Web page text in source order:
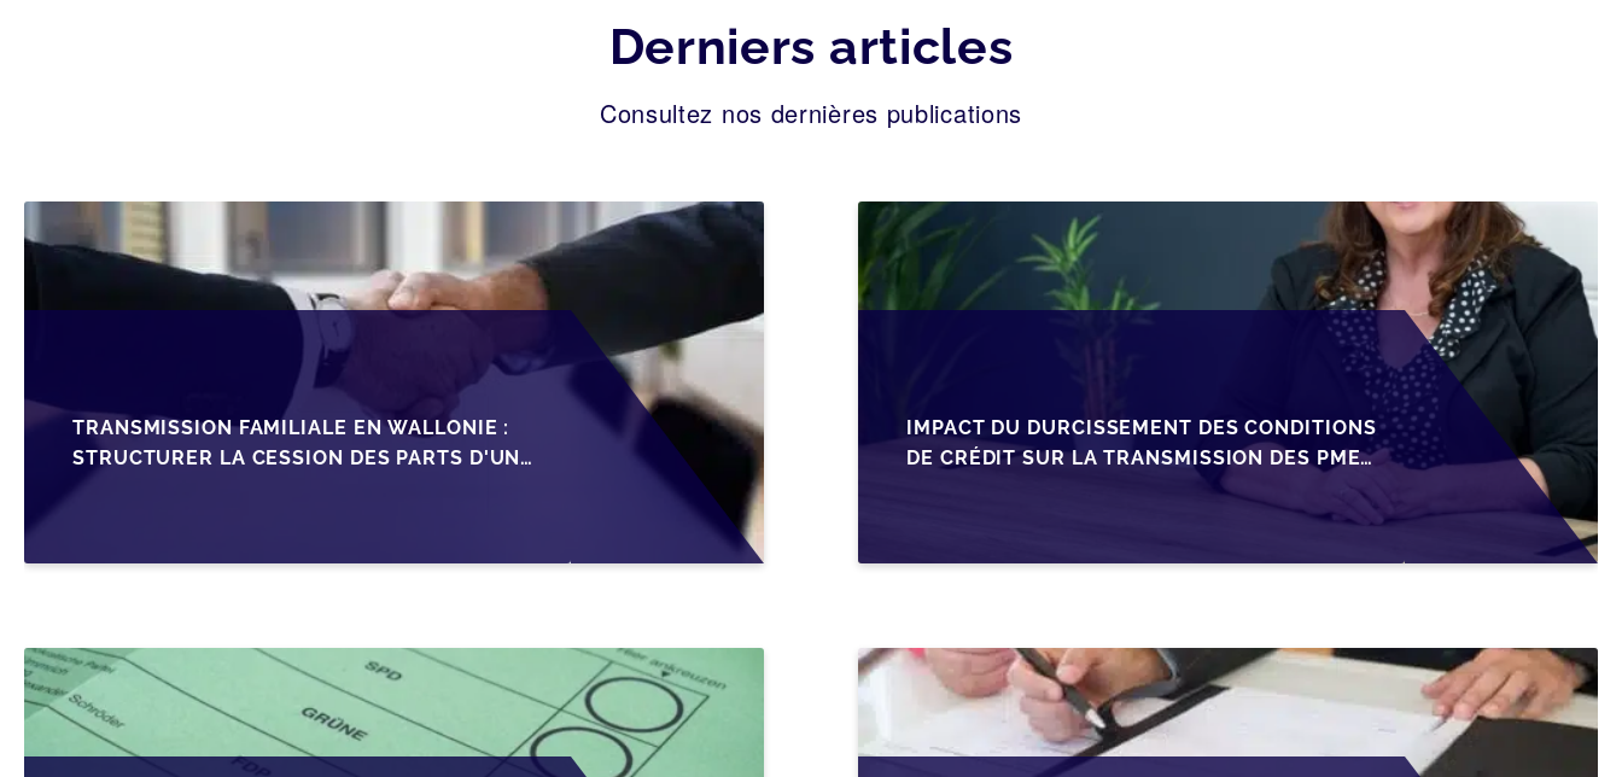
Derniers articles
Consultez nos dernières publications
TRANSMISSION FAMILIALE EN WALLONIE :
STRUCTURER LA CESSION DES PARTS D'UNE
SRL
IMPACT DU DURCISSEMENT DES CONDITIONS
DE CRÉDIT SUR LA TRANSMISSION DES PME